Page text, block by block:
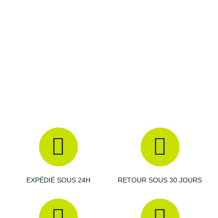
Empeigne (partie supérieure qui enveloppe votre
: revue pour perfectionner son confort, elle se
enveloppant. L'ensemble maintient votre pied en place et
EXPÉDIÉ SOUS 24H RETOUR SOUS 30 JOURS